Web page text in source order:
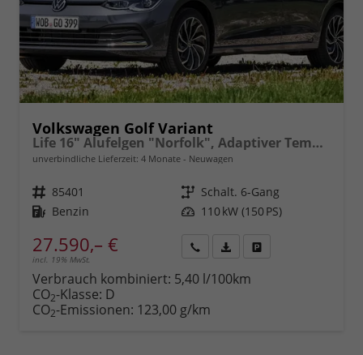
Volkswagen Golf Variant
Life 16" Alufelgen "Norfolk", Adaptiver Tempomat ACC, Sicht-Paket, Digital Cockpit Pro, LED-Scheinwerfer, Radio Composition 10,3" + Wireless App-Connect, Parksensoren vorn und hinten, Climatronic, M-Lederlenkrad, Reserverad, Dachreling uvm.
unverbindliche Lieferzeit: 4 Monate Neuwagen
Fahrzeugnr. 85401 Getriebe Schalt. 6-Gang
Kraftstoff Benzin Leistung 110 kW (150 PS)
27.590,– €
incl. 19% MwSt.
anfordern
Datei,
Verbrauch kombiniert: 5,40 l/100km
CO2-Klasse: D
CO2-Emissionen: 123,00 g/km